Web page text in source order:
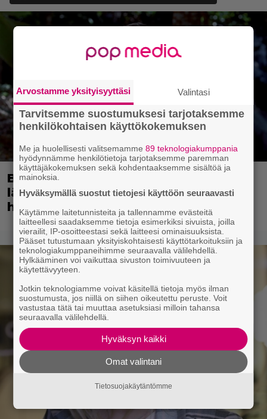
Bond-luojan 68 vuotta sitten
lähettämä kirje löytyi – tältä 007-
hahmon piti alun perin näyttää
Arvostamme yksityisyyttäsi Valintasi
Tarvitsemme suostumuksesi tarjotaksemme
henkilökohtaisen käyttökokemuksen
Me ja huolellisesti valitsemamme89 teknologiakumppania
hyödynnämme henkilötietoja tarjotaksemme paremman
käyttäjäkokemuksen sekä kohdentaaksemme sisältöä ja
mainoksia.
Hyväksymällä suostut tietojesi käyttöön seuraavasti
Käytämme laitetunnisteita ja tallennamme evästeitä
laitteellesi saadaksemme tietoja esimerkiksi sivuista, joilla
vierailit, IP-osoitteestasi sekä laitteesi ominaisuuksista.
Pääset tutustumaan yksityiskohtaisesti käyttötarkoituksiin ja
teknologiakumppaneihimme seuraavalla välilehdellä.
Hylkääminen voi vaikuttaa sivuston toimivuuteen ja
käytettävyyteen.
Jotkin teknologiamme voivat käsitellä tietoja myös ilman
suostumusta, jos niillä on siihen oikeutettu peruste. Voit
vastustaa tätä tai muuttaa asetuksiasi milloin tahansa
seuraavalla välilehdellä.
Hyväksyn kaikki
Omat valintani
Tietosuojakäytäntömme